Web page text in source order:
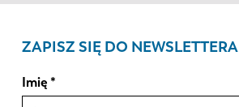
ZAPISZ SIĘ DO NEWSLETTERA
Imię